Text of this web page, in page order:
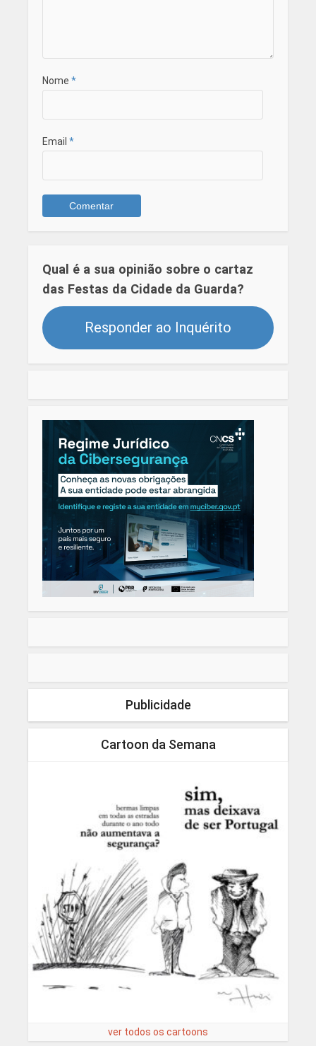
Nome *
Email *
Qual é a sua opinião sobre o cartaz
das Festas da Cidade da Guarda?
Responder ao Inquérito
Publicidade
Cartoon da Semana
ver todos os cartoons